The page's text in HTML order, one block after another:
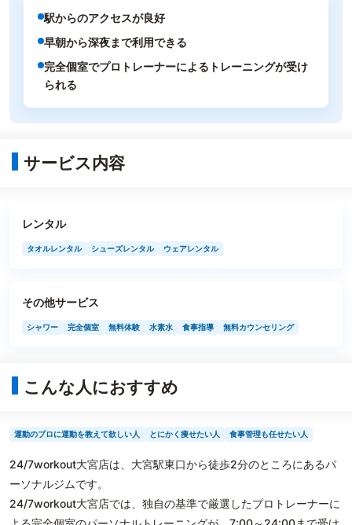
駅からのアクセスが良好
早朝から深夜まで利用できる
完全個室でプロトレーナーによるトレーニングが受け
られる
サービス内容
レンタル
タオルレンタル シューズレンタル ウェアレンタル
その他サービス
シャワー 完全個室 無料体験 水素水 食事指導 無料カウンセリング
こんな人におすすめ
運動のプロに運動を教えて欲しい人 とにかく痩せたい人 食事管理も任せたい人
24/7workout大宮店は、大宮駅東口から徒歩2分のところにあるパ
ーソナルジムです。
24/7workout大宮店では、独自の基準で厳選したプロトレーナーに